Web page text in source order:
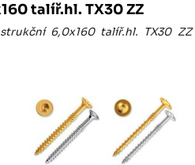
talíř.hl. TX30 ZZ
6,0x160 talíř.hl. TX30 ZZ